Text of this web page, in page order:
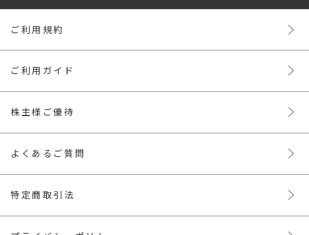
ご利用規約
ご利用ガイド
株主様ご優待
よくあるご質問
特定商取引法